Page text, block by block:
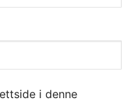
i denne